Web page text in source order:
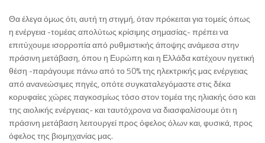
Θα έλεγα όμως ότι, αυτή τη στιγμή, όταν πρόκειται για τομείς όπως
η ενέργεια -τομέας απολύτως κρίσιμης σημασίας- πρέπει να
επιτύχουμε ισορροπία από ρυθμιστικής άποψης ανάμεσα στην
πράσινη μετάβαση, όπου η Ευρώπη και η Ελλάδα κατέχουν ηγετική
θέση -παράγουμε πάνω από το 50% της ηλεκτρικής μας ενέργειας
από ανανεώσιμες πηγές, οπότε συγκαταλεγόμαστε στις δέκα
κορυφαίες χώρες παγκοσμίως τόσο στον τομέα της ηλιακής όσο και
της αιολικής ενέργειας- και ταυτόχρονα να διασφαλίσουμε ότι η
πράσινη μετάβαση λειτουργεί προς όφελος όλων και, φυσικά, προς
όφελος της βιομηχανίας μας.